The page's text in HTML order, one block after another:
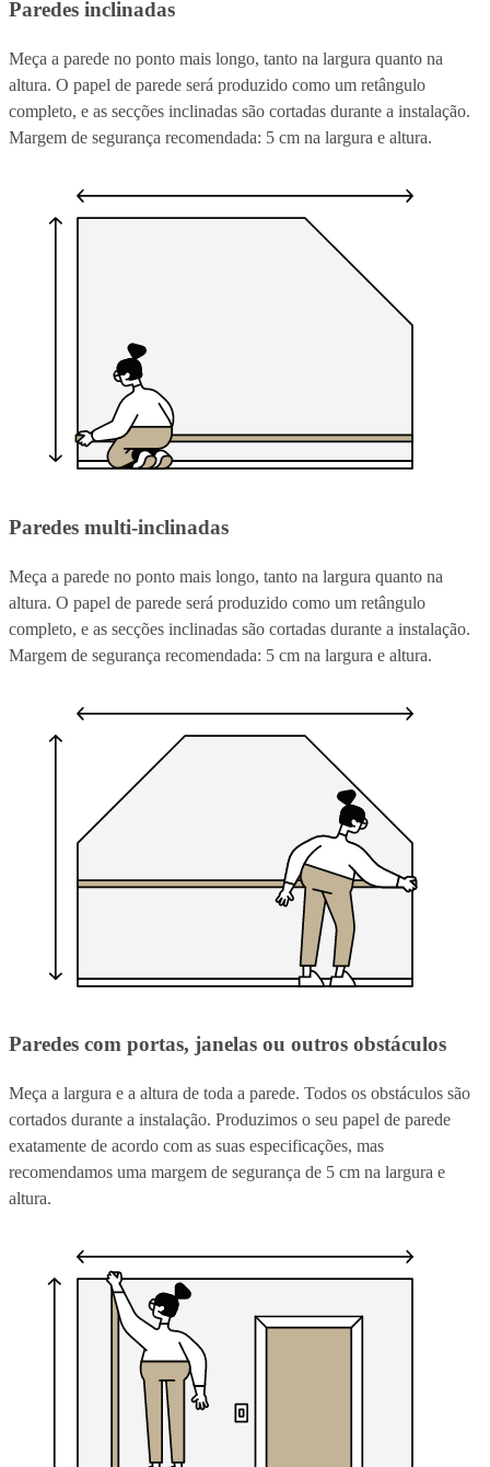
Paredes inclinadas
Meça a parede no ponto mais longo, tanto na largura quanto na
altura. O papel de parede será produzido como um retângulo
completo, e as secções inclinadas são cortadas durante a instalação.
Margem de segurança recomendada: 5 cm na largura e altura.
Paredes multi-inclinadas
Meça a parede no ponto mais longo, tanto na largura quanto na
altura. O papel de parede será produzido como um retângulo
completo, e as secções inclinadas são cortadas durante a instalação.
Margem de segurança recomendada: 5 cm na largura e altura.
Paredes com portas, janelas ou outros obstáculos
Meça a largura e a altura de toda a parede. Todos os obstáculos são
cortados durante a instalação. Produzimos o seu papel de parede
exatamente de acordo com as suas especificações, mas
recomendamos uma margem de segurança de 5 cm na largura e
altura.